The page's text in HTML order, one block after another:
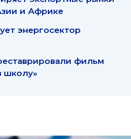
и Африке
энергосектор
фильм
школу»